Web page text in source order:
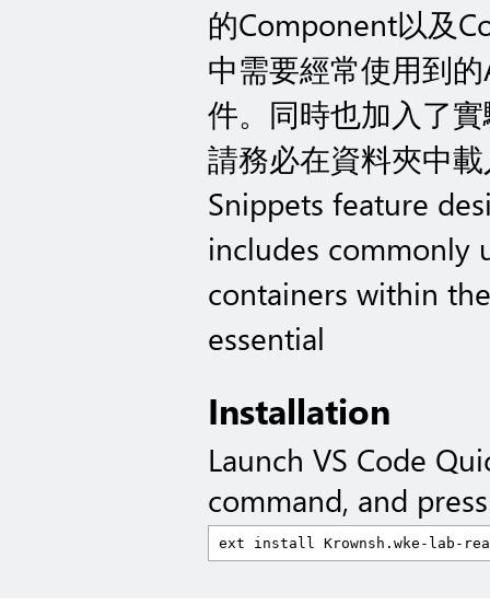
的Component以及
中需要經常使用到
件。同時也加入了
請務必在資料夾中
Snippets feature
includes commonly
containers within
essential
Installation
Launch VS Code
command, and